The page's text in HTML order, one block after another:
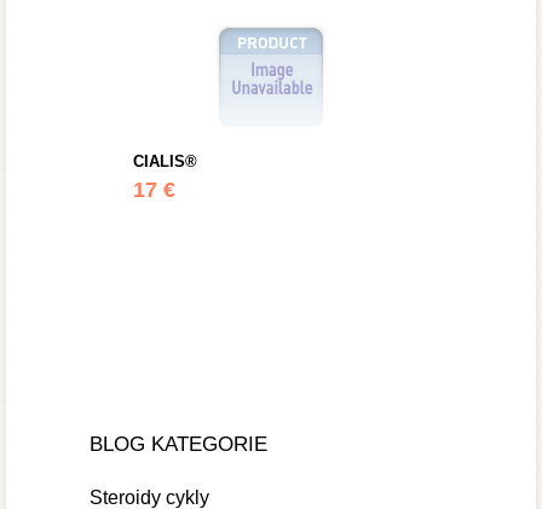
CIALIS®
17 €
BLOG KATEGORIE
Steroidy cykly